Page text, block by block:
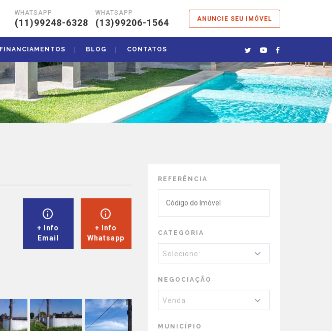
WHATSAPP
(11)99248-6328
WHATSAPP
(13)99206-1564 ANUNCIE SEU IMÓVEL
FINANCIAMENTOS BLOG CONTATOS
+ Info
Email
+ Info
Whatsapp
REFERÊNCIA
CATEGORIA
Selecione:
NEGOCIAÇÃO
Venda
MUNICÍPIO